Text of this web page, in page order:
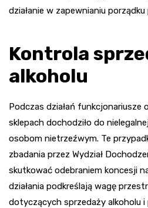
działanie w zapewnianiu
Kontrola
alkoholu
Podczas działań funkcjonariusze
sklepach dochodziło do
osobom nietrzeźwym. Te
zbadania przez Wydział
skutkować odebraniem koncesji
działania podkreślają wagę
dotyczących sprzedaży alkoholu